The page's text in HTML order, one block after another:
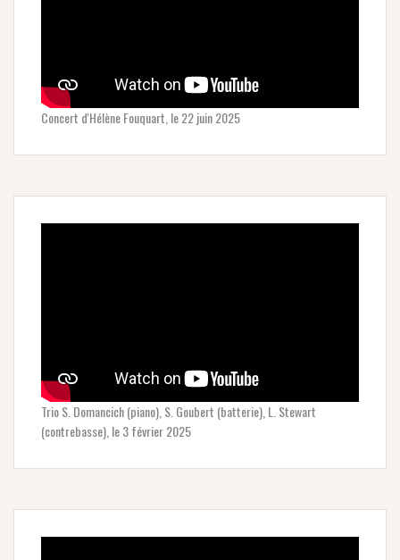
Concert d'Hélène Fouquart, le 22 juin 2025
Trio S. Domancich (piano), S. Goubert (batterie), L. Stewart
(contrebasse), le 3 février 2025